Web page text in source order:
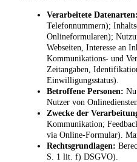
Verarbeitete Datenarten:
Telefonnummern);
Onlineformularen);
Webseiten, Interesse an
Kommunikations- und
Zeitangaben,
Einwilligungsstatus).
Betroffene Personen:
Nutzer von
Zwecke der
Kommunikation;
via Online-Formular).
Rechtsgrundlagen:
S. 1 lit. f) DSGVO).